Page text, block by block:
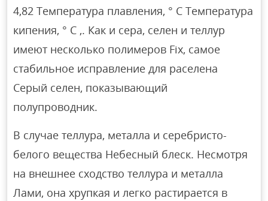
4,82 Температура плавления, ° С Температура
кипения, ° С ,. Как и сера, селен и теллур
имеют несколько полимеров Fix, самое
стабильное исправление для раселена
Серый селен, показывающий
полупроводник.
В случае теллура, металла и серебристо-
белого вещества Небесный блеск. Несмотря
на внешнее сходство теллура и металла
Лами, она хрупкая и легко растирается в